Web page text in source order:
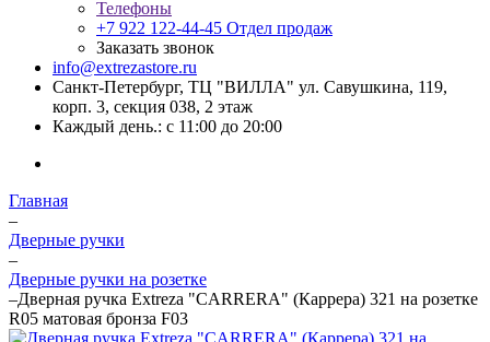
Телефоны
+7 922 122-44-45 Отдел продаж
Заказать звонок
info@extrezastore.ru
Санкт-Петербург, ТЦ "ВИЛЛА" ул. Савушкина, 119,
корп. 3, секция 038, 2 этаж
Каждый день.: с 11:00 до 20:00
Главная
–
Дверные ручки
–
Дверные ручки на розетке
–Дверная ручка Extreza "CARRERA" (Каррера) 321 на розетке
R05 матовая бронза F03